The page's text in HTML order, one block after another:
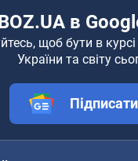
в
щоб бути в
України та світу